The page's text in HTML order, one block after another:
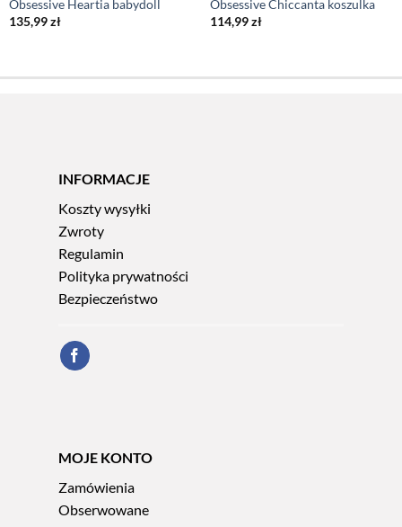
Obsessive Heartia babydoll
135,99zł
Obsessive Chiccanta koszulka
114,99zł
INFORMACJE
Koszty wysyłki
Zwroty
Regulamin
Polityka prywatności
Bezpieczeństwo
MOJE KONTO
Zamówienia
Obserwowane